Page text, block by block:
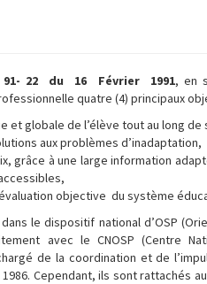
22 du 16 Février 1991, en
quatre (4) principaux
et globale de l’élève tout au long
aux problèmes d’inadaptation,
grâce à une large information
objective du système
le dispositif national d’OSP
avec le CNOSP (Centre
de la coordination et de
Cependant, ils sont rattachés